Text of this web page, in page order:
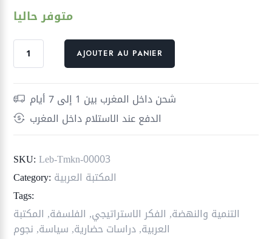
متوفر حاليا
quantité
النهضة
؛
القواعد
في
الصراع
والتدافع
الحضاري
AJOUTER AU PANIER
شحن داخل المغرب بين 1 إلى 7 أيام
الدفع عند الاستلام داخل المغرب
SKU: Leb-Tmkn-00003
Category: المكتبة العربية
Tags:
التنمية والنهضة, الفكر الاستراتيجي, الفلسفة, المكتبة
العربية,دراسات حضارية,سياسة,نجوم